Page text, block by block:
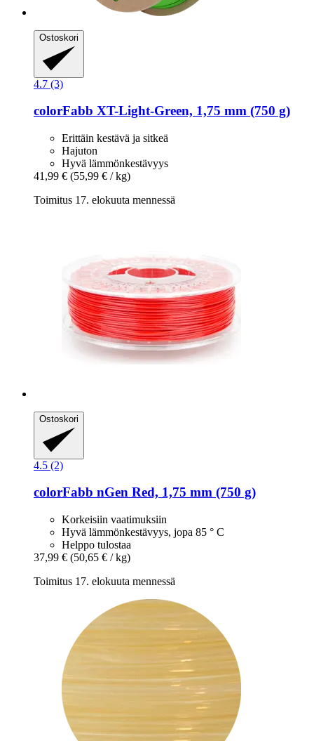
Ostoskori
4.7 (3)
colorFabb XT-​Light-​Green, 1,75 mm (750 g)
Erittäin kestävä ja sitkeä
Hajuton
Hyvä lämmönkestävyys
41,99 € (55,99 € / kg)
Toimitus 17. elokuuta mennessä
Ostoskori
4.5 (2)
colorFabb nGen Red, 1,75 mm (750 g)
Korkeisiin vaatimuksiin
Hyvä lämmönkestävyys, jopa 85 ° C
Helppo tulostaa
37,99 € (50,65 € / kg)
Toimitus 17. elokuuta mennessä